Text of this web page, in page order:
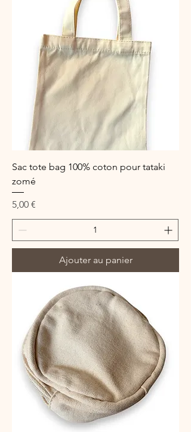
Sac tote bag 100% coton pour tataki
zomé
Prix
5,00 €
Ajouter au panier